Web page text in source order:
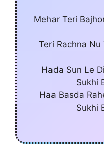
Mehar Teri
Teri Rachna Nu
Hada Sun Le
Sukhi
Haa Basda
Sukhi